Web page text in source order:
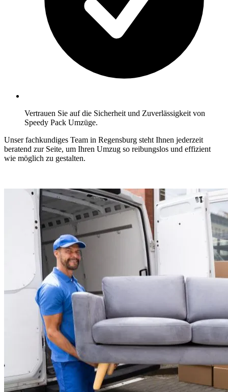
Vertrauen Sie auf die Sicherheit und Zuverlässigkeit von
Speedy Pack Umzüge.
Unser fachkundiges Team in Regensburg steht Ihnen jederzeit
beratend zur Seite, um Ihren Umzug so reibungslos und effizient
wie möglich zu gestalten.